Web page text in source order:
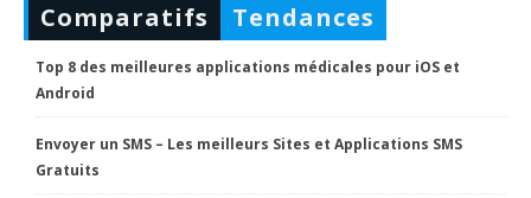
Comparatifs Tendances
Top 8 des meilleures applications médicales pour iOS et
Android
Envoyer un SMS – Les meilleurs Sites et Applications SMS
Gratuits